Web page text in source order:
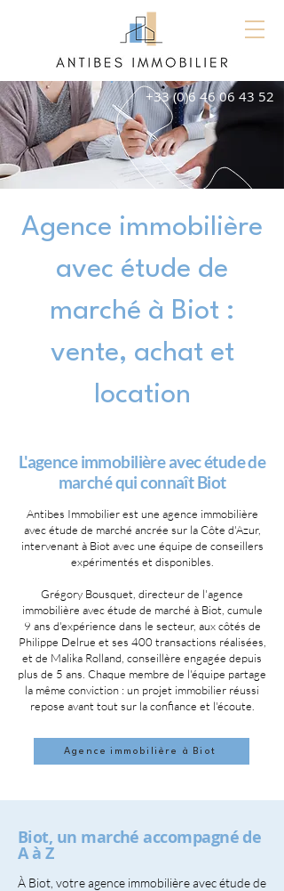
+33 (0)6 46 06 43 52
Agence immobilière
avec étude de
marché à Biot :
vente, achat et
location
L'agence immobilière avec étude de
marché qui connaît Biot
Antibes Immobilier est une agence immobilière
avec étude de marché ancrée sur la Côte d'Azur,
intervenant à Biot avec une équipe de conseillers
expérimentés et disponibles.
Grégory Bousquet, directeur de l'agence
immobilière avec étude de marché à Biot, cumule
9 ans d'expérience dans le secteur, aux côtés de
Philippe Delrue et ses 400 transactions réalisées,
et de Malika Rolland, conseillère engagée depuis
plus de 5 ans. Chaque membre de l'équipe partage
la même conviction : un projet immobilier réussi
repose avant tout sur la confiance et l'écoute.
Agence immobilière à Biot
Biot, un marché accompagné de
A à Z
À Biot, votre agence immobilière avec étude de